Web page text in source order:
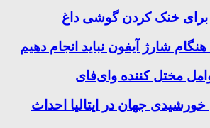
برای خنک کردن گوشی داغ
شارژ آیفون نباید انجام دهیم
مختل کننده وای‌فای
جهان در ایتالیا احداث